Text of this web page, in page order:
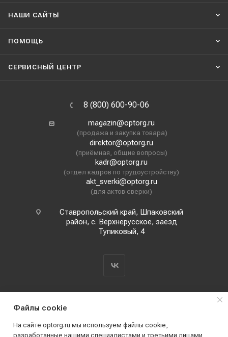
НАШИ CАЙТЫ
ПОМОЩЬ
СЕРВИСНЫЙ ЦЕНТР
8 (800) 600-90-06
magazin@optorg.ru
(продажа и закупка товара)
direktor@optorg.ru
(приёмная, общие вопросы)
kadr@optorg.ru
(отдел кадров по трудоустройству)
akt_sverki@optorg.ru
(для актов сверки)
Ставропольский край, Шпаковский
район, с. Верхнерусское, заезд
Тупиковый, 4
Файлы cookie
На сайте optorg.ru мы используем файлы cookie,
разработанные нашими специалистами и третьими лицами,